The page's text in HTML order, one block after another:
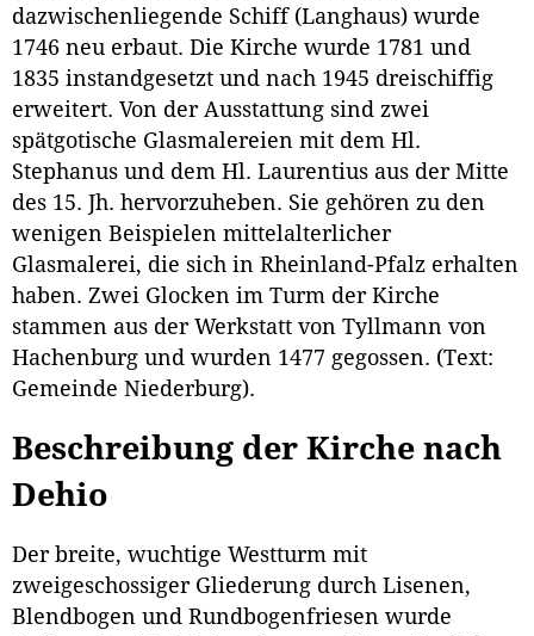
dazwischenliegende Schiff (Langhaus) wurde
1746 neu erbaut. Die Kirche wurde 1781 und
1835 instandgesetzt und nach 1945 dreischiffig
erweitert. Von der Ausstattung sind zwei
spätgotische Glasmalereien mit dem Hl.
Stephanus und dem Hl. Laurentius aus der Mitte
des 15. Jh. hervorzuheben. Sie gehören zu den
wenigen Beispielen mittelalterlicher
Glasmalerei, die sich in Rheinland-Pfalz erhalten
haben. Zwei Glocken im Turm der Kirche
stammen aus der Werkstatt von Tyllmann von
Hachenburg und wurden 1477 gegossen. (Text:
Gemeinde Niederburg).
Beschreibung der Kirche nach
Dehio
Der breite, wuchtige Westturm mit
zweigeschossiger Gliederung durch Lisenen,
Blendbogen und Rundbogenfriesen wurde